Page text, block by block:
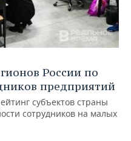
России по
предприятий
субъектов страны
сотрудников на малых